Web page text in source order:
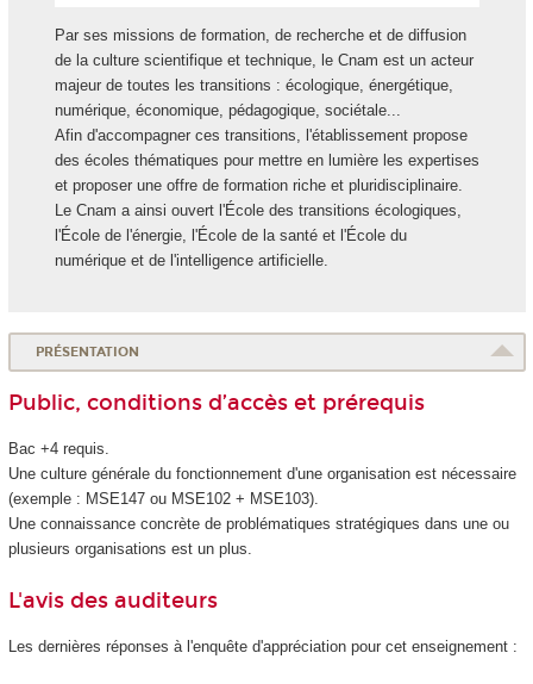
Par ses missions de formation, de recherche et de diffusion
de la culture scientifique et technique, le Cnam est un acteur
majeur de toutes les transitions : écologique, énergétique,
numérique, économique, pédagogique, sociétale...
Afin d'accompagner ces transitions, l'établissement propose
des écoles thématiques pour mettre en lumière les expertises
et proposer une offre de formation riche et pluridisciplinaire.
Le Cnam a ainsi ouvert l'École des transitions écologiques,
l'École de l'énergie, l'École de la santé et l'École du
numérique et de l'intelligence artificielle.
PRÉSENTATION
Public, conditions d’accès et prérequis
Bac +4 requis.
Une culture générale du fonctionnement d'une organisation est nécessaire
(exemple : MSE147 ou MSE102 + MSE103).
Une connaissance concrète de problématiques stratégiques dans une ou
plusieurs organisations est un plus.
L'avis des auditeurs
Les dernières réponses à l'enquête d'appréciation pour cet enseignement :